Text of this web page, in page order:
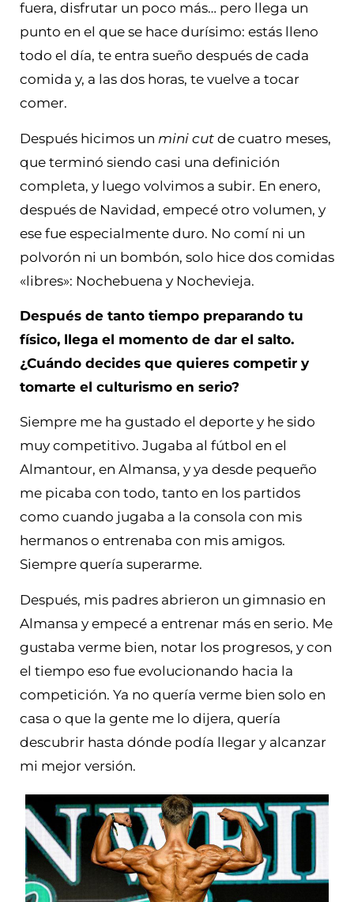
fuera, disfrutar un poco más… pero llega un
punto en el que se hace durísimo: estás lleno
todo el día, te entra sueño después de cada
comida y, a las dos horas, te vuelve a tocar
comer.
Después hicimos un mini cut de cuatro meses,
que terminó siendo casi una definición
completa, y luego volvimos a subir. En enero,
después de Navidad, empecé otro volumen, y
ese fue especialmente duro. No comí ni un
polvorón ni un bombón, solo hice dos comidas
«libres»: Nochebuena y Nochevieja.
Después de tanto tiempo preparando tu
físico, llega el momento de dar el salto.
¿Cuándo decides que quieres competir y
tomarte el culturismo en serio?
Siempre me ha gustado el deporte y he sido
muy competitivo. Jugaba al fútbol en el
Almantour, en Almansa, y ya desde pequeño
me picaba con todo, tanto en los partidos
como cuando jugaba a la consola con mis
hermanos o entrenaba con mis amigos.
Siempre quería superarme.
Después, mis padres abrieron un gimnasio en
Almansa y empecé a entrenar más en serio. Me
gustaba verme bien, notar los progresos, y con
el tiempo eso fue evolucionando hacia la
competición. Ya no quería verme bien solo en
casa o que la gente me lo dijera, quería
descubrir hasta dónde podía llegar y alcanzar
mi mejor versión.